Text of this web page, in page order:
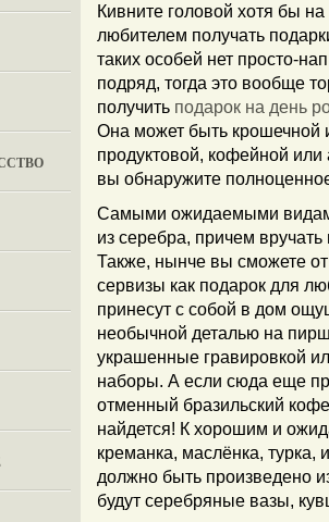
Кивните головой хотя бы
любителем получать
таких особей нет просто-
подряд, тогда это вообще
получить подарок на день
Она может быть крошечной
продуктовой, кофейной или
вы обнаружите
Самыми ожидаемыми
из серебра, причем
Также, нынче вы сможете
сервизы как подарок для
принесут с собой в дом
необычной деталью на
украшенные гравировкой
наборы. А если сюда еще
отменный бразильский
найдется! К хорошим и
креманка, маслёнка, турка,
должно быть произведено
будут серебряные вазы,